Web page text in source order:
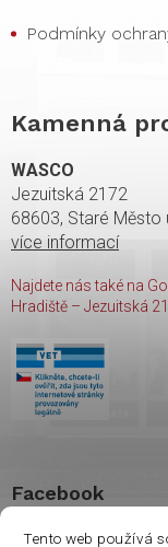
Tento web používá
Podmínky
Kamenná
WASCO
Jezuitská 2172
68603, Staré Město
více informací
Najdete nás také na
Hradiště – Jezuitská
Facebook